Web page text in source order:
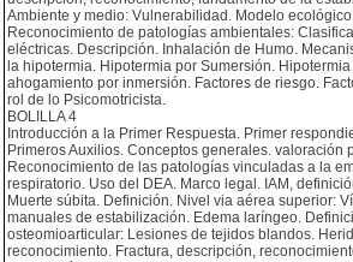
Ambiente y medio: Vulnerabilidad. Modelo
Reconocimiento de patologías ambientales:
eléctricas. Descripción. Inhalación de Humo.
la hipotermia. Hipotermia por Sumersión.
ahogamiento por inmersión. Factores de riesgo.
rol de lo Psicomotricista.
BOLILLA 4
Introducción a la Primer Respuesta. Primer
Primeros Auxilios. Conceptos generales. valoración
Reconocimiento de las patologías vinculadas a la
respiratorio. Uso del DEA. Marco legal. IAM,
Muerte súbita. Definición. Nivel via aérea superior:
manuales de estabilización. Edema laríngeo.
osteomioarticular: Lesiones de tejidos blandos.
reconocimiento. Fractura, descripción,